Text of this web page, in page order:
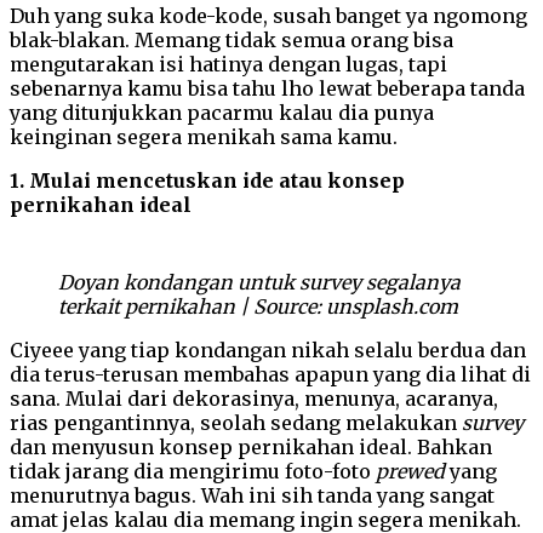
Duh yang suka kode-kode, susah banget ya ngomong
blak-blakan. Memang tidak semua orang bisa
mengutarakan isi hatinya dengan lugas, tapi
sebenarnya kamu bisa tahu lho lewat beberapa tanda
yang ditunjukkan pacarmu kalau dia punya
keinginan segera menikah sama kamu.
1. Mulai mencetuskan ide atau konsep
pernikahan ideal
Doyan kondangan untuk survey segalanya
terkait pernikahan | Source: unsplash.com
Ciyeee yang tiap kondangan nikah selalu berdua dan
dia terus-terusan membahas apapun yang dia lihat di
sana. Mulai dari dekorasinya, menunya, acaranya,
rias pengantinnya, seolah sedang melakukan survey
dan menyusun konsep pernikahan ideal. Bahkan
tidak jarang dia mengirimu foto-foto prewedyang
menurutnya bagus. Wah ini sih tanda yang sangat
amat jelas kalau dia memang ingin segera menikah.